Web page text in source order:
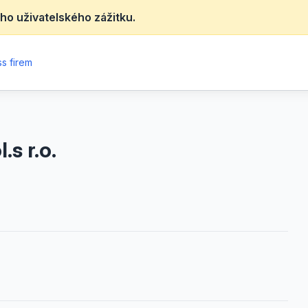
uživatelského zážitku.
firem
r.o.